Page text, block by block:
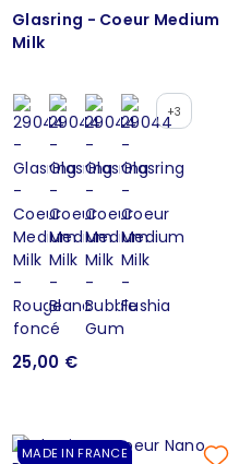
Glasring - Coeur Medium
Milk
+3
25,00 €
MADE IN FRANCE